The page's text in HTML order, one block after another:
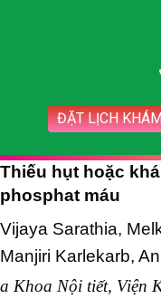
ĐẶT LỊCH
Thiếu hụt hoặc
phosphat máu
Vijaya Sarathia,
Manjiri Karlekarb,
a Khoa Nội tiết, Viện